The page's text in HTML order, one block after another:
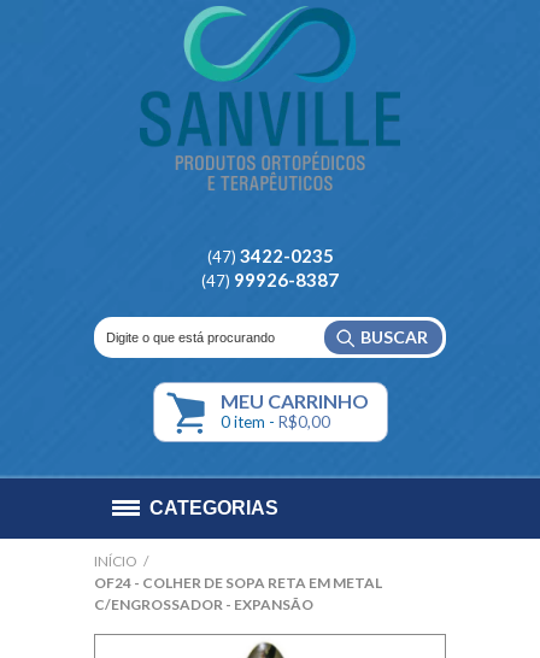
(47) 3422-0235
(47) 99926-8387
BUSCAR
MEU CARRINHO
0item - R$0,00
CATEGORIAS
Cadeira de Rodas
Almofada e Forração
INÍCIO /
OF24 - COLHER DE SOPA RETA EM METAL
C/ENGROSSADOR - EXPANSÃO